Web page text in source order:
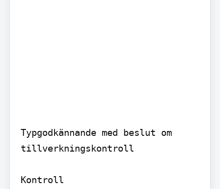
Typgodkännande med beslut om
tillverkningskontroll
Kontroll